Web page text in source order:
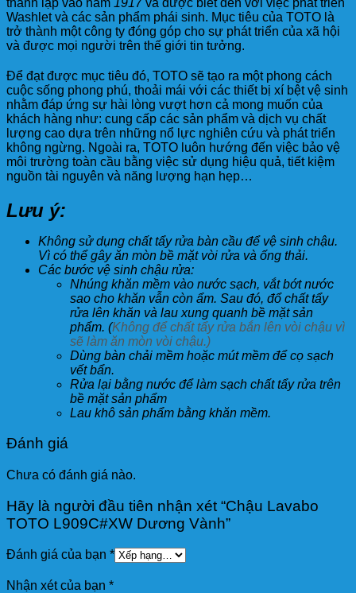
Washlet và các sản phẩm phái sinh. Mục tiêu của TOTO là
trở thành một công ty đóng góp cho sự phát triển của xã hội
và được mọi người trên thế giới tin tưởng.
Để đạt được mục tiêu đó, TOTO sẽ tạo ra một phong cách
cuộc sống phong phú, thoải mái với các thiết bị xí bệt vệ sinh
nhằm đáp ứng sự hài lòng vượt hơn cả mong muốn của
khách hàng như: cung cấp các sản phẩm và dịch vụ chất
lượng cao dựa trên những nổ lực nghiên cứu và phát triển
không ngừng. Ngoài ra, TOTO luôn hướng đến việc bảo vệ
môi trường toàn cầu bằng việc sử dụng hiệu quả, tiết kiệm
nguồn tài nguyên và năng lượng hạn hẹp…
Lưu ý:
Không sử dụng chất tẩy rửa bàn cầu để vệ sinh chậu.
Vì có thể gây ăn mòn bề mặt vòi rửa và ống thải.
Các bước vệ sinh chậu rửa:
Nhúng khăn mềm vào nước sạch, vắt bớt nước
sao cho khăn vẫn còn ẩm. Sau đó, đổ chất tẩy
rửa lên khăn và lau xung quanh bề mặt sản
phẩm. (Không để chất tẩy rửa bắn lên vòi chậu vì
sẽ làm ăn mòn vòi chậu.)
Dùng bàn chải mềm hoặc mút mềm để cọ sạch
vết bẩn.
Rửa lại bằng nước để làm sạch chất tẩy rửa trên
bề mặt sản phẩm
Lau khô sản phẩm bằng khăn mềm.
Đánh giá
Chưa có đánh giá nào.
Hãy là người đầu tiên nhận xét “Chậu Lavabo
TOTO L909C#XW Dương Vành”
Đánh giá của bạn *
Nhận xét của bạn *